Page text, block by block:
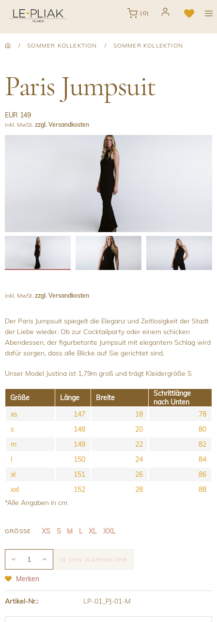
(0)
/ SOMMER KOLLEKTION / SOMMER KOLLEKTION
Paris Jumpsuit
EUR 149
inkl. MwSt. zzgl. Versandkosten
inkl. MwSt. zzgl. Versandkosten
Der Paris Jumpsuit spiegelt die Eleganz und Zeitlosigkeit der Stadt
der Liebe wieder. Ob zur Cocktailparty oder einem schicken
Abendessen, der figurbetonte Jumpsuit mit elegantem Schlag wird
dafür sorgen, dass alle Blicke auf Sie gerichtet sind.
Unser Model Justina ist 1,79m groß und trägt Kleidergröße S
Größe Länge Breite
Schrittlänge
nach Unten
xs
147 18
78
s
148 20
80
m
149 22
82
l
150 24
84
xl
151 26
86
xxl
152 28
88
*Alle Angaben in cm
GRÖSSE XS S M L XL XXL
IN DEN WARENKORB
Merken
Artikel-Nr.: LP-01_PJ-01-M